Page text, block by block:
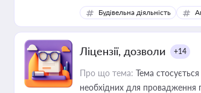
ресурсами
Будівельна діяльність
Ліцензії, дозволи +14
Про що тема: Тема
необхідних для провадження